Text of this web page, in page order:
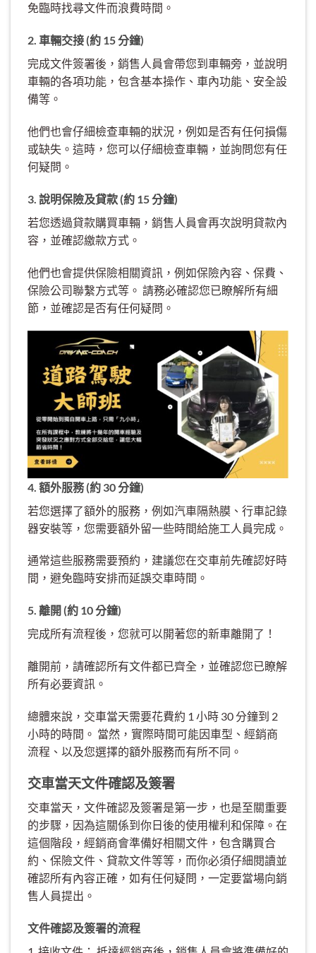
免臨時找尋文件而浪費時間。
2. 車輛交接 (約 15 分鐘)
完成文件簽署後，銷售人員會帶您到車輛旁，並說明
車輛的各項功能，包含基本操作、車內功能、安全設
備等。
他們也會仔細檢查車輛的狀況，例如是否有任何損傷
或缺失。這時，您可以仔細檢查車輛，並詢問您有任
何疑問。
3. 說明保險及貸款 (約 15 分鐘)
若您透過貸款購買車輛，銷售人員會再次說明貸款內
容，並確認繳款方式。
他們也會提供保險相關資訊，例如保險內容、保費、
保險公司聯繫方式等。 請務必確認您已瞭解所有細
節，並確認是否有任何疑問。
4. 額外服務 (約 30 分鐘)
若您選擇了額外的服務，例如汽車隔熱膜、行車記錄
器安裝等，您需要額外留一些時間給施工人員完成。
通常這些服務需要預約，建議您在交車前先確認好時
間，避免臨時安排而延誤交車時間。
5. 離開 (約 10 分鐘)
完成所有流程後，您就可以開著您的新車離開了！
離開前，請確認所有文件都已齊全，並確認您已瞭解
所有必要資訊。
總體來說，交車當天需要花費約 1 小時 30 分鐘到 2
小時的時間。 當然，實際時間可能因車型、經銷商
流程、以及您選擇的額外服務而有所不同。
交車當天文件確認及簽署
交車當天，文件確認及簽署是第一步，也是至關重要
的步驟，因為這關係到你日後的使用權利和保障。在
這個階段，經銷商會準備好相關文件，包含購買合
約、保險文件、貸款文件等等，而你必須仔細閱讀並
確認所有內容正確，如有任何疑問，一定要當場向銷
售人員提出。
文件確認及簽署的流程